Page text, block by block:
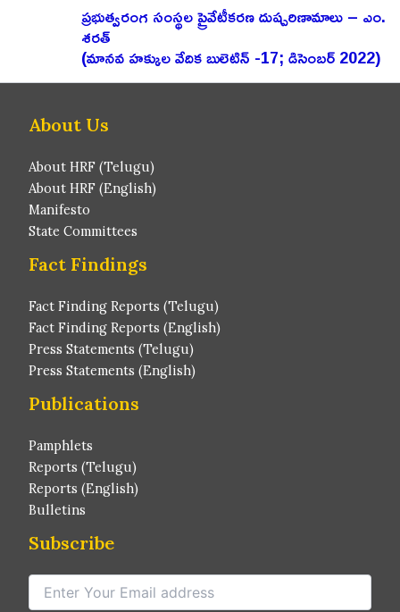
ప్రభుత్వరంగ సంస్థల ప్రైవేటీకరణ దుష్పరిణామాలు – ఎం.
శరత్‌
(మానవ హక్కుల వేదిక బులెటిన్ -17; డిసెంబర్ 2022)
About Us
About HRF (Telugu)
About HRF (English)
Manifesto
State Committees
Fact Findings
Fact Finding Reports (Telugu)
Fact Finding Reports (English)
Press Statements (Telugu)
Press Statements (English)
Publications
Pamphlets
Reports (Telugu)
Reports (English)
Bulletins
Subscribe